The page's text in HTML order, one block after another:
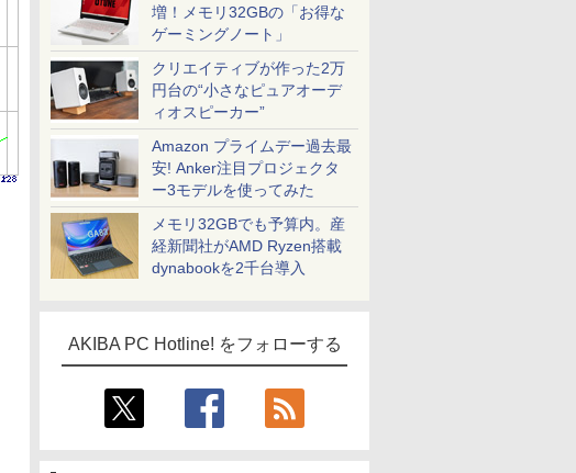
増！メモリ32GBの「お得な
ゲーミングノート」
クリエイティブが作った2万
円台の“小さなピュアオーデ
ィオスピーカー”
Amazon プライムデー過去最
安! Anker注目プロジェクタ
ー3モデルを使ってみた
メモリ32GBでも予算内。産
経新聞社がAMD Ryzen搭載
dynabookを2千台導入
AKIBA PC Hotline! をフォローする